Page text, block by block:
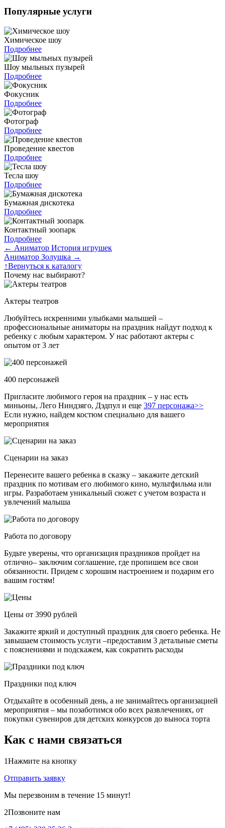
Популярные услуги
Химическое шоу
Подробнее
Шоу мыльных пузырей
Подробнее
Фокусник
Подробнее
Фотограф
Подробнее
Проведение квестов
Подробнее
Тесла шоу
Подробнее
Бумажная дискотека
Подробнее
Контактный зоопарк
Подробнее
← Аниматор История игрушек
Аниматор Золушка →
↑Вернуться к каталогу
Почему нас выбирают?
Актеры театров
Любуйтесь искренними улыбками малышей –
профессиональные аниматоры на праздник найдут подход к
ребенку с любым характером. У нас работают актеры с
опытом от 3 лет
400 персонажей
Пригласите любимого героя на праздник – у нас есть
миньоны, Лего Ниндзяго, Дэдпул и еще 397 персонажа>>
Если нужно, найдем костюм специально для вашего
мероприятия
Сценарии на заказ
Перенесите вашего ребенка в сказку – закажите детский
праздник по мотивам его любимого кино, мультфильма или
игры. Разработаем уникальный сюжет с учетом возраста и
увлечений малыша
Работа по договору
Будьте уверены, что организация праздников пройдет на
отлично– заключим соглашение, где пропишем все свои
обязанности. Придем с хорошим настроением и подарим его
вашим гостям!
Цены от 3990 рублей
Закажите яркий и доступный праздник для своего ребенка. Не
завышаем стоимость услуги –предоставим 3 детальные сметы
с пояснениями и подскажем, как сократить расходы
Праздники под ключ
Отдыхайте в особенный день, а не занимайтесь организацией
мероприятия – мы позаботимся обо всех развлечениях, от
покупки сувениров для детских конкурсов до выноса торта
Как с нами связаться
1Нажмите на кнопку
Отправить заявку
Мы перезвоним в течение 15 минут!
2Позвоните нам